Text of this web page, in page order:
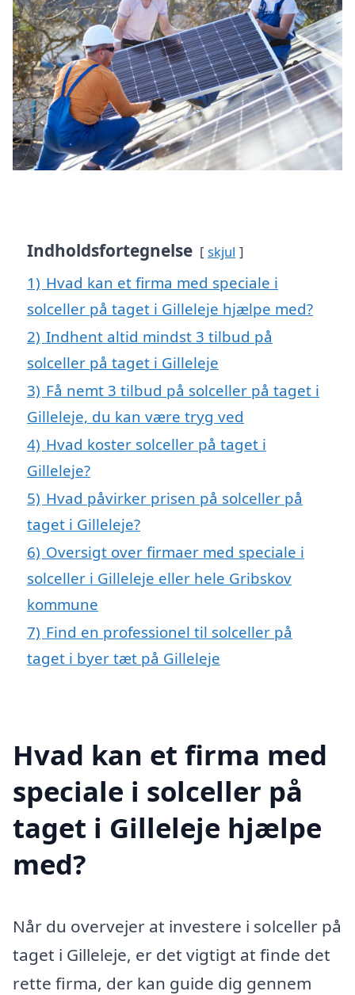
Indholdsfortegnelse skjul
1) Hvad kan et firma med speciale i
solceller på taget i Gilleleje hjælpe med?
2) Indhent altid mindst 3 tilbud på
solceller på taget i Gilleleje
3) Få nemt 3 tilbud på solceller på taget i
Gilleleje, du kan være tryg ved
4) Hvad koster solceller på taget i
Gilleleje?
5) Hvad påvirker prisen på solceller på
taget i Gilleleje?
6) Oversigt over firmaer med speciale i
solceller i Gilleleje eller hele Gribskov
kommune
7) Find en professionel til solceller på
taget i byer tæt på Gilleleje
Hvad kan et firma med
speciale i solceller på
taget i Gilleleje hjælpe
med?
Når du overvejer at investere i solceller på
taget i Gilleleje, er det vigtigt at finde det
rette firma, der kan guide dig gennem